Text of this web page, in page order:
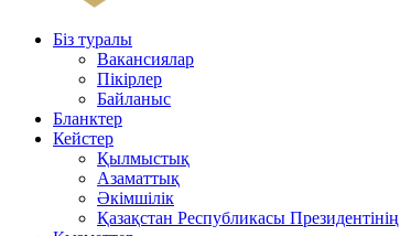
Біз туралы
Вакансиялар
Пікірлер
Байланыс
Бланктер
Кейстер
Қылмыстық
Азаматтық
Әкімшілік
Қазақстан Республикасы